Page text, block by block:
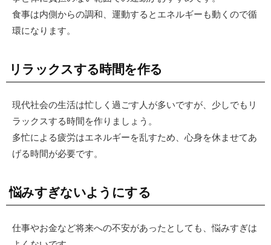
食事は内側からの調和、運動するとエネルギーも動くので循
環になります。
リラックスする時間を作る
現代社会の生活は忙しく過ごす人が多いですが、少しでもリ
ラックスする時間を作りましょう。
多忙による疲労はエネルギーを乱すため、心身を休ませてあ
げる時間が必要です。
悩みすぎないようにする
仕事やお金など将来への不安があったとしても、悩みすぎは